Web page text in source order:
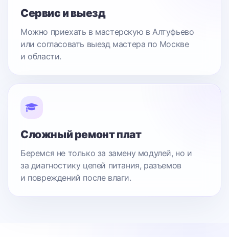
Сервис и выезд
Можно приехать в мастерскую в Алтуфьево
или согласовать выезд мастера по Москве
и области.
Сложный ремонт плат
Беремся не только за замену модулей, но и
за диагностику цепей питания, разъемов
и повреждений после влаги.